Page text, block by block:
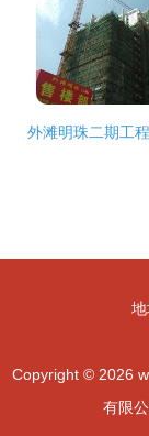
Copyright © 2026
有限